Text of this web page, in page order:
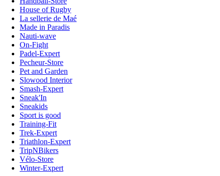
House of Rugby
La sellerie de Maé
Made in Paradis
Nauti-wave
On-Fight
Padel-Expert
Pecheur-Store
Pet and Garden
Slowood Interior
Smash-Expert
Sneak'In
Sneakids
Sport is good
Training-Fit
Trek-Expert
Triathlon-Expert
TripNBikers
Vélo-Store
Winter-Expert